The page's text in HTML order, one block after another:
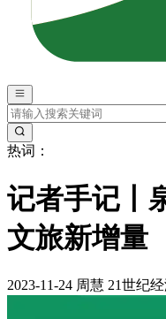
热词：
记者手记丨
文旅新增量
2023-11-24 周慧 21世纪